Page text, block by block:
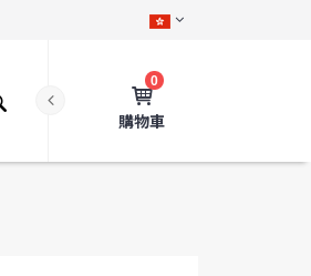
0
購物車